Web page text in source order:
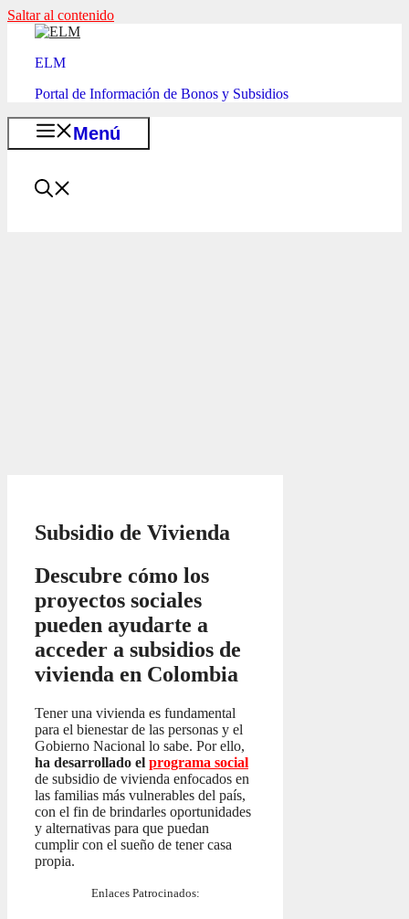
Saltar al contenido
ELM
Portal de Información de Bonos y Subsidios
Menú
Subsidio de Vivienda
Descubre cómo los
proyectos sociales
pueden ayudarte a
acceder a subsidios de
vivienda en Colombia
Tener una vivienda es fundamental
para el bienestar de las personas y el
Gobierno Nacional lo sabe. Por ello,
ha desarrollado el programa social
de subsidio de vivienda enfocados en
las familias más vulnerables del país,
con el fin de brindarles oportunidades
y alternativas para que puedan
cumplir con el sueño de tener casa
propia.
Enlaces Patrocinados: